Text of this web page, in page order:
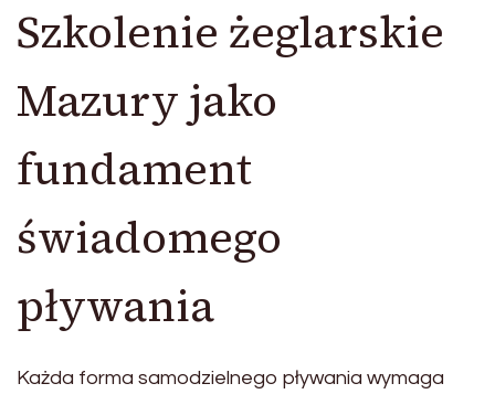
Szkolenie żeglarskie
Mazury jako
fundament
świadomego
pływania
Każda forma samodzielnego pływania wymaga